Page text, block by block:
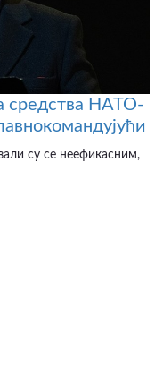
средства НАТО-
су се неефикасним,